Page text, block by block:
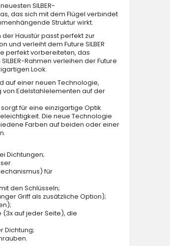
SILBER-
das sich mit dem Flügel verbindet
Struktur wirkt.
Haustür passt perfekt zur
und verleiht dem Future SILBER
perfekt vorbereiteten, das
Rahmen verleihen der Future
Look.
auf einer neuen Technologie,
Edelstahlelementen auf der
für eine einzigartige Optik
Die neue Technologie
Farben auf beiden oder einer
Dichtungen;
für
den Schlüsseln;
Griff als zusätzliche Option);
auf jeder Seite), die
Dichtung;